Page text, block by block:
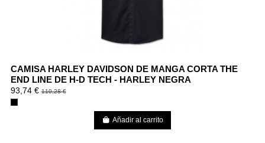
CAMISA HARLEY DAVIDSON DE MANGA CORTA THE
END LINE DE H-D TECH - HARLEY NEGRA
93,74 €110,28 €
Añadir al carrito